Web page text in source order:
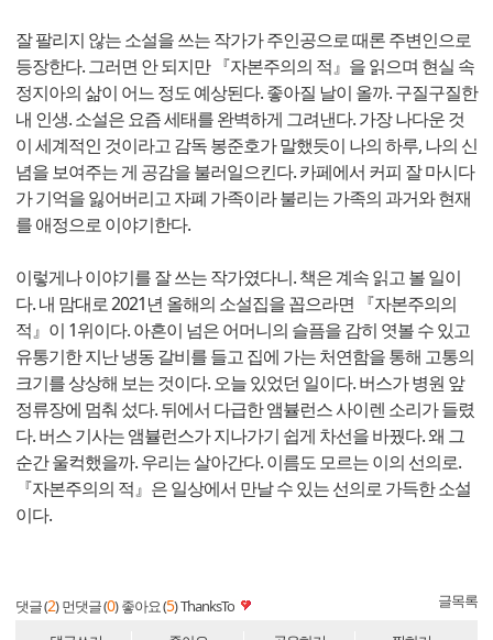
잘 팔리지 않는 소설을 쓰는 작가가 주인공으로 때론 주변인으로
등장한다. 그러면 안 되지만 『자본주의의 적』을 읽으며 현실 속
정지아의 삶이 어느 정도 예상된다. 좋아질 날이 올까. 구질구질한
내 인생. 소설은 요즘 세태를 완벽하게 그려낸다. 가장 나다운 것
이 세계적인 것이라고 감독 봉준호가 말했듯이 나의 하루, 나의 신
념을 보여주는 게 공감을 불러일으킨다. 카페에서 커피 잘 마시다
가 기억을 잃어버리고 자폐 가족이라 불리는 가족의 과거와 현재
를 애정으로 이야기한다.
이렇게나 이야기를 잘 쓰는 작가였다니. 책은 계속 읽고 볼 일이
다. 내 맘대로 2021년 올해의 소설집을 꼽으라면 『자본주의의
적』이 1위이다. 아흔이 넘은 어머니의 슬픔을 감히 엿볼 수 있고
유통기한 지난 냉동 갈비를 들고 집에 가는 처연함을 통해 고통의
크기를 상상해 보는 것이다. 오늘 있었던 일이다. 버스가 병원 앞
정류장에 멈춰 섰다. 뒤에서 다급한 앰뷸런스 사이렌 소리가 들렸
다. 버스 기사는 앰뷸런스가 지나가기 쉽게 차선을 바꿨다. 왜 그
순간 울컥했을까. 우리는 살아간다. 이름도 모르는 이의 선의로.
『자본주의의 적』은 일상에서 만날 수 있는 선의로 가득한 소설
이다.
댓글 (2) 먼댓글 (0) 좋아요 (5)ThanksTo 글목록